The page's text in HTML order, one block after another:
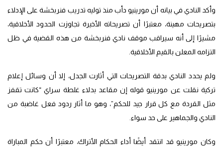
وأكد النادي في بيانه أن مورينيو دأب منذ توليه تدريب فنربخشة على الإدلاء
بتصريحات مهينة، معتبرًا أن تصريحاته الأخيرة تجاوزت الحدود الأخلاقية،
مشيرًا إلى أنه سيراقب موقف نادي فنربخشة من هذه القضية في ظل
التزامه المعلن بالقيم الأخلاقية.
ولم يحدد النادي بدقة التصريحات التي أثارت الجدل، إلا أن وسائل إعلام
تركية نقلت عن مورينيو قوله إن مقاعد بدلاء غلطة سراي “كانت تقفز
مثل القردة مع كل قرار جيد للحكم”، وهو ما أثار ردود فعل غاضبة من
النادي والجماهير على حد سواء.
وكان مورينيو قد انتقد أيضًا أداء الحكام الأتراك، معتبرًا أن حكم المباراة